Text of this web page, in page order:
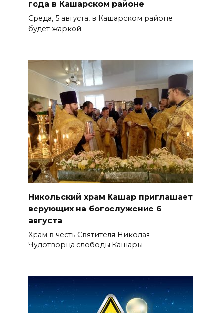
года в Кашарском районе
Среда, 5 августа, в Кашарском районе
будет жаркой.
Никольский храм Кашар приглашает
верующих на богослужение 6
августа
Храм в честь Святителя Николая
Чудотворца слободы Кашары